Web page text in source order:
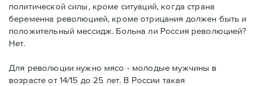
политической силы, кроме ситуаций, когда страна
беременна революцией, кроме отрицания должен быть и
положительный мессидж. Больна ли Россия революцией?
Нет.
Для революции нужно мясо - молодые мужчины в
возрасте от 14/15 до 25 лет. В России такая